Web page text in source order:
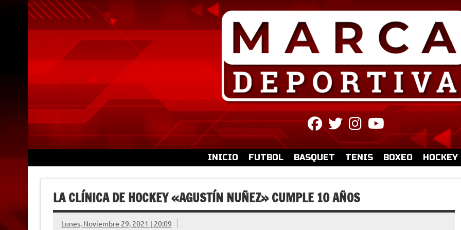
fab
fa-
facebook
fab
fa-
twitter
fab
fa-
instagram
fa-
youtube
INICIO FUTBOL BASQUET TENIS BOXEO HOCKEY
LA CLÍNICA DE HOCKEY «AGUSTÍN NUÑEZ» CUMPLE 10 AÑOS
Lunes, Noviembre 29, 2021 | 20:09